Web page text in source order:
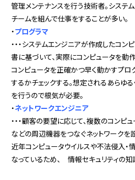
管理メンテナンスを行う技術者。システ
チームを組んで仕事をすることが多い。
・プログラマ
・・・システムエンジニアが作成したコ
書に基づいて、実際にコンピュータを動
コンピュータを正確かつ早く動かすプロ
するかチェックする。想定されるあらゆ
を行うので根気が必要。
・ネットワークエンジニア
・・・顧客の要望に応じて、複数のコンピ
などの周辺機器をつなぐネットワークを設
近年コンピュータウイルスや不法侵入
なっているため、 情報セキュリティの知